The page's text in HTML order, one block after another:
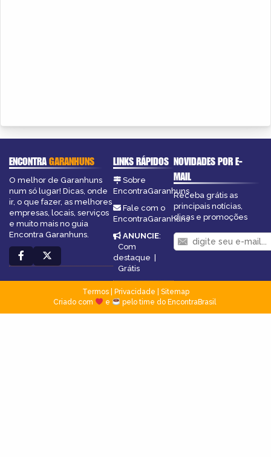
ENCONTRAGARANHUNS
O melhor de Garanhuns
num só lugar! Dicas, onde
ir, o que fazer, as melhores
empresas, locais, serviços
e muito mais no guia
Encontra Garanhuns.
LINKS RÁPIDOS
Sobre
EncontraGaranhuns
Fale com o
EncontraGaranhuns
ANUNCIE:
Com
destaque |
Grátis
NOVIDADES POR E-
MAIL
Receba grátis as
principais notícias,
dicas e promoções
Termos| Privacidade
Sitemap
Criado com
e pelo time do EncontraBrasil